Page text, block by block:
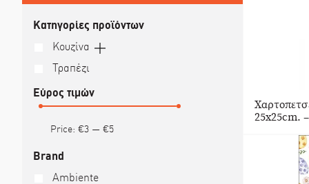
Κατηγορίες προϊόντων
Κουζίνα
Τραπέζι
Εύρος τιμών
Price: €3— €5
Brand
Ambiente
25x25cm.